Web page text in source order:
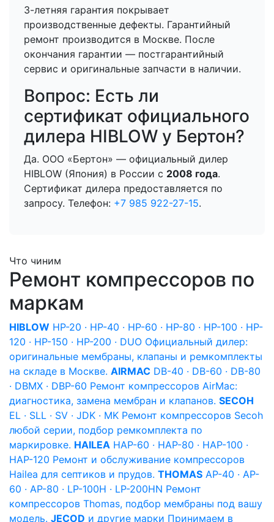
3-летняя гарантия покрывает
производственные дефекты. Гарантийный
ремонт производится в Москве. После
окончания гарантии — постгарантийный
сервис и оригинальные запчасти в наличии.
Вопрос: Есть ли
сертификат официального
дилера HIBLOW у Бертон?
Да. ООО «Бертон» — официальный дилер
HIBLOW (Япония) в России с 2008 года.
Сертификат дилера предоставляется по
запросу. Телефон: +7 985 922-27-15.
Что чиним
Ремонт компрессоров по
маркам
HIBLOW HP-20 · HP-40 · HP-60 · HP-80 · HP-100 · HP-
120 · HP-150 · HP-200 · DUO Официальный дилер:
оригинальные мембраны, клапаны и ремкомплекты
на складе в Москве. AIRMAC DB-40 · DB-60 · DB-80
· DBMX · DBP-60 Ремонт компрессоров AirMac:
диагностика, замена мембран и клапанов. SECOH
EL · SLL · SV · JDK · MK Ремонт компрессоров Secoh
любой серии, подбор ремкомплекта по
маркировке. HAILEA HAP-60 · HAP-80 · HAP-100 ·
HAP-120 Ремонт и обслуживание компрессоров
Hailea для септиков и прудов. THOMAS AP-40 · AP-
60 · AP-80 · LP-100H · LP-200HN Ремонт
компрессоров Thomas, подбор мембраны под вашу
модель. JECOD и другие марки Принимаем в